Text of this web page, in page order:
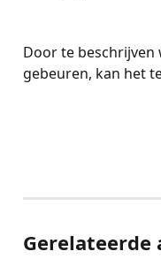
Door te
gebeuren, kan het